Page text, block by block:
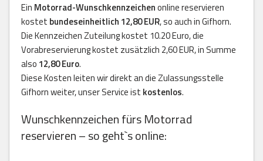
Ein Motorrad-Wunschkennzeichenonline reservieren
kostet bundeseinheitlich 12,80 EUR, so auch in Gifhorn.
Die Kennzeichen Zuteilung kostet 10.20 Euro, die
Vorabreservierung kostet zusätzlich 2,60 EUR, in Summe
also 12,80 Euro.
Diese Kosten leiten wir direkt an die Zulassungsstelle
Gifhorn weiter, unser Service ist kostenlos.
Wunschkennzeichen fürs Motorrad
reservieren – so geht`s online: